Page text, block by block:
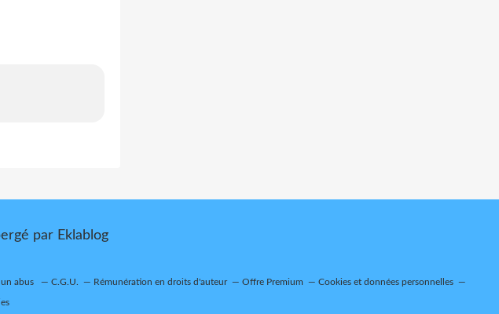
par Eklablog
abus C.G.U. Rémunération en droits d'auteur Offre Premium Cookies et données personnelles